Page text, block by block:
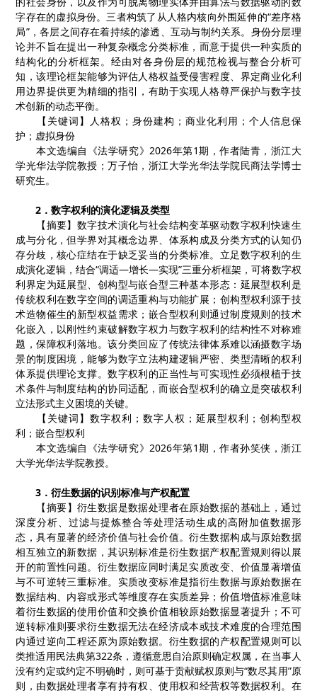
字存在的虚拟身份。三者构筑了从人格内核向外围延伸的“差序格
局”，各层之间存在着持续的渗透、互动与制约关系。身份分层理
论并不旨在提出一种复杂概念分类标准，而意于提供一种实质的
结构化的分析框架。经由对各身份层的规范检视与整合分析可
知，该理论框架能够为评估人格权益受侵害程度、界定商业化利
用边界提供更为精细的指引，有助于实现人格尊严保护与数字技
术创新的动态平衡。
【关键词】人格权 ； 身份建构 ； 商业化利用 ； 个人信息保
护 ； 虚拟身份
本文选编自《法学研究》2026年第1期 ，作者陆青，浙江大
学光华法学院教授 ； 万子怡，浙江大学光华法学院民商法学博士
研究生。
2 ．数字权利的演化逻辑及类型
【摘要】数字技术演化与社会结构变革驱动数字权利快速生
成与分化，但学界对其概念边界、体系构成及分类方式的认知仍
存分歧，核心症结在于缺乏妥当的分类标准。立足数字权利的生
成演化逻辑，结合“调适—增长—实现”三重分析框架，可将数字权
利界定为延展型、创构型与嵌合型三种基本形态：延展型权利是
传统权利在数字空间的调适重构与功能扩展；创构型权利源于技
术造物催生的新型权益需求；嵌合型权利则通过制度规则的技术
化嵌入，以刚性约束破解数字权力与数字权利的结构性不对称难
题，保障权利落地。该分类回应了传统法律体系难以涵摄数字场
景的制度困境，能够为数字立法构建逻辑严密、类型清晰的权利
体系提供理论支撑。数字权利的正当性与可实现性必须根植于技
术条件与制度结构的协同适配，而嵌合型权利的确立是突破权利
立法形式主义困境的关键。
【关键词】数字权利 ； 数字人权 ； 延展型权利 ； 创构型权
利 ；嵌合型权利
本文选编自《法学研究》2026年第1期 ，作者孙笑侠，浙江
大学光华法学院教授。
3 ．衍生数据的识别标准与产权配置
【摘要】衍生数据是数据处理者在原始数据的基础上，通过
深度分析、过滤与提炼整合等处理活动生成的高附加值数据形
态，具有显著的经济价值与社会价值。衍生数据构成与原始数据
相互独立的新数据，其识别标准是衍生数据产权配置规则得以展
开的前置性问题。衍生数据应同时满足实质改变、价值显著增值
与不可逆转三重标准。实质改变标准是指衍生数据与原始数据在
数据结构、内容或形式等维度存在实质差异；价值增值标准意味
着衍生数据的使用价值和交换价值相较原始数据显著提升；不可
逆转标准则要求衍生数据无法在经济成本或技术难度的合理范围
内通过逆向工程还原为原始数据。衍生数据的产权配置规则可以
类推适用民法典第322条，遵循意思自治原则确定权属，在当事人
没有约定或约定不明确时，则可基于贡献赋权原则与“数尽其用”原
则，由数据处理者享有持有权、使用权和经营权等数据权利。在